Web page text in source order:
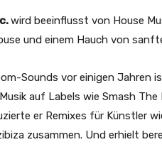
wird beeinflusst von House
und einem Hauch von
Sounds vor einigen Jahren
auf Labels wie Smash
er Remixes für Künstler
zusammen. Und erhielt